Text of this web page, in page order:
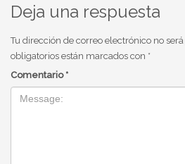
Deja una respuesta
Tu dirección de correo electrónico no
obligatorios están marcados con *
Comentario *